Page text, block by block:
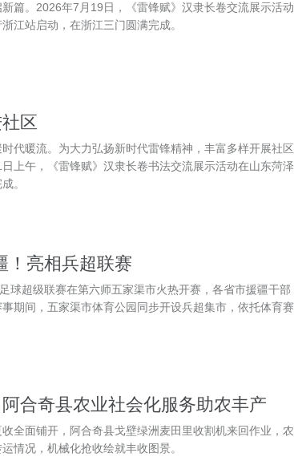
篇。2026年7月19日，《雷锋赋》汉隶长卷交流展示活动
江站启动，在浙江三门圆满完成。
区
代暖流。为大力弘扬新时代雷锋精神，丰富多样开展社区
上午，《雷锋赋》汉隶长卷书法交流展示活动在山东菏泽
。
！亮相兵超联赛
球超级联赛在第六师五家渠市火热开赛，各省市援疆干部
期间，五家渠市体育公园同步开设兵超集市，依托体育赛
合奇县农业社会化服务助农丰产
全面铺开，阿合奇县戈壁绿洲麦田里收割机来回作业，农
情况，机械化抢收绘就丰收图景。